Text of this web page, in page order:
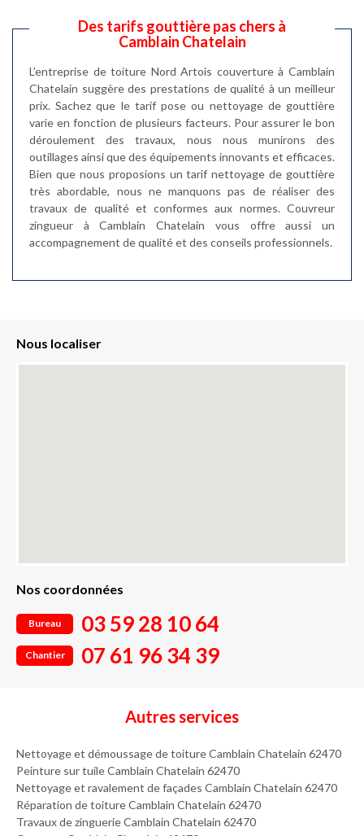
Des tarifs gouttière pas chers à
Camblain Chatelain
L’entreprise de toiture Nord Artois couverture à Camblain
Chatelain suggère des prestations de qualité à un meilleur
prix. Sachez que le tarif pose ou nettoyage de gouttière
varie en fonction de plusieurs facteurs. Pour assurer le bon
déroulement des travaux, nous nous munirons des
outillages ainsi que des équipements innovants et efficaces.
Bien que nous proposions un tarif nettoyage de gouttière
très abordable, nous ne manquons pas de réaliser des
travaux de qualité et conformes aux normes. Couvreur
zingueur à Camblain Chatelain vous offre aussi un
accompagnement de qualité et des conseils professionnels.
Nous localiser
Nos coordonnées
Bureau 03 59 28 10 64
Chantier 07 61 96 34 39
Autres services
Nettoyage et démoussage de toiture Camblain Chatelain 62470
Peinture sur tuile Camblain Chatelain 62470
Nettoyage et ravalement de façades Camblain Chatelain 62470
Réparation de toiture Camblain Chatelain 62470
Travaux de zinguerie Camblain Chatelain 62470